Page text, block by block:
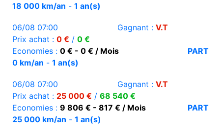
18 000 km/an - 1 an(s)
06/08 07:00 Gagnant : V.T
Prix achat : 0 € / 0 €
Economies : 0 € - 0 € / Mois
PART
0 km/an - 1 an(s)
06/08 07:00 Gagnant : V.T
Prix achat : 25 000 € / 68 540 €
Economies : 9 806 € - 817 € / Mois
PART
25 000 km/an - 1 an(s)